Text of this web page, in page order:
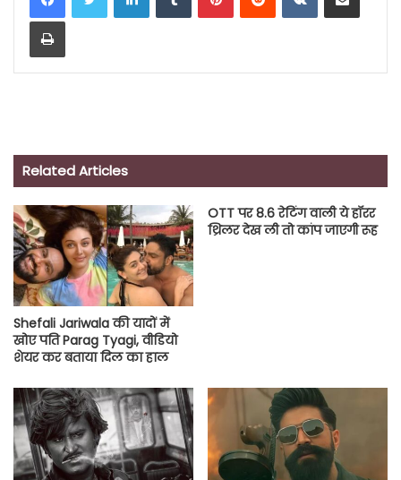
Print
Related Articles
Shefali Jariwala की यादों में
खोए पति Parag Tyagi, वीडियो
शेयर कर बताया दिल का हाल
OTT पर 8.6 रेटिंग वाली ये हॉरर
थ्रिलर देख ली तो कांप जाएगी रूह